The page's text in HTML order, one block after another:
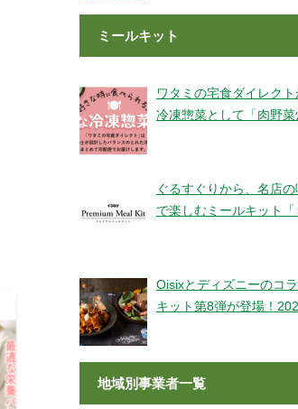
ミールキット
ワタミの宅食ダイレク
冷凍惣菜として「肉野菜
ぐるすぐりから、名店
で楽しむミールキット「
Oisixとディズニーのコ
キット第8弾が登場！
地域別事業者一覧